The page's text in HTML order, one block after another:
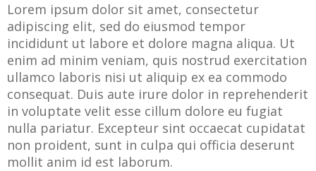
Lorem ipsum dolor sit amet, consectetur
adipiscing elit, sed do eiusmod tempor
incididunt ut labore et dolore magna aliqua. Ut
enim ad minim veniam, quis nostrud exercitation
ullamco laboris nisi ut aliquip ex ea commodo
consequat. Duis aute irure dolor in reprehenderit
in voluptate velit esse cillum dolore eu fugiat
nulla pariatur. Excepteur sint occaecat cupidatat
non proident, sunt in culpa qui officia deserunt
mollit anim id est laborum.